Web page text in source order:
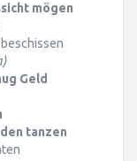
mögen
Geld
tanzen